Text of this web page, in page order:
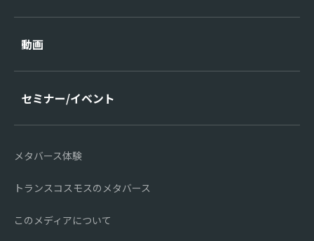
動画
セミナー/イベント
メタバース体験
トランスコスモスのメタバース
このメディアについて